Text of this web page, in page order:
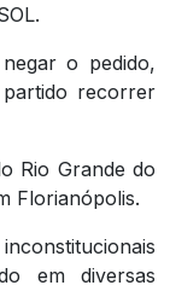
o pedido,
recorrer
Rio Grande do
Florianópolis.
em diversas